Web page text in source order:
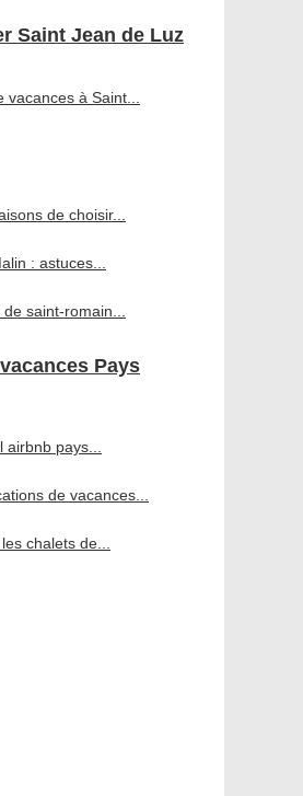
Saint Jean de Luz
vacances à Saint...
de choisir...
: astuces...
saint-romain...
Pays
pays...
de vacances...
chalets de...